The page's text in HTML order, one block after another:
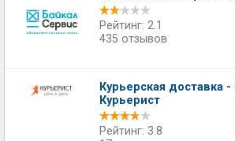
Рейтинг: 2.1
435 отзывов
Курьерская доставка
Курьерист
Рейтинг: 3.8